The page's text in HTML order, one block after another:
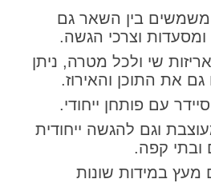
משמשים בין השאר גם
ומסעדות וצרכי הגשה.
שי ולכל מטרה, ניתן
את התוכן והאירוז.
עם פותחן ייחודי.
וגם להגשה ייחודית
ובתי קפה.
מעץ במידות שונות